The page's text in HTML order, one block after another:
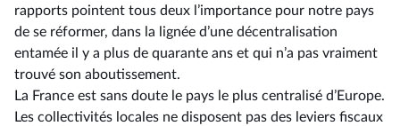
rapports pointent tous deux l’importance pour notre pays
de se réformer, dans la lignée d’une décentralisation
entamée il y a plus de quarante ans et qui n’a pas vraiment
trouvé son aboutissement.
La France est sans doute le pays le plus centralisé d’Europe.
Les collectivités locales ne disposent pas des leviers fiscaux